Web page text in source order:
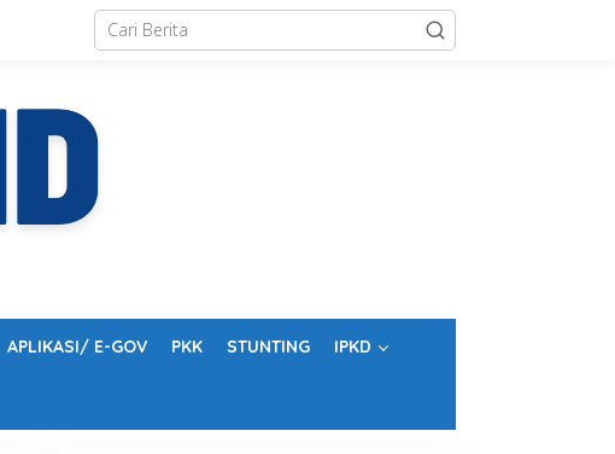
APLIKASI/ E-GOV PKK STUNTING IPKD